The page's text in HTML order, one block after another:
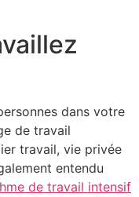
dans votre
de travail
travail, vie privée
entendu
de travail intensif